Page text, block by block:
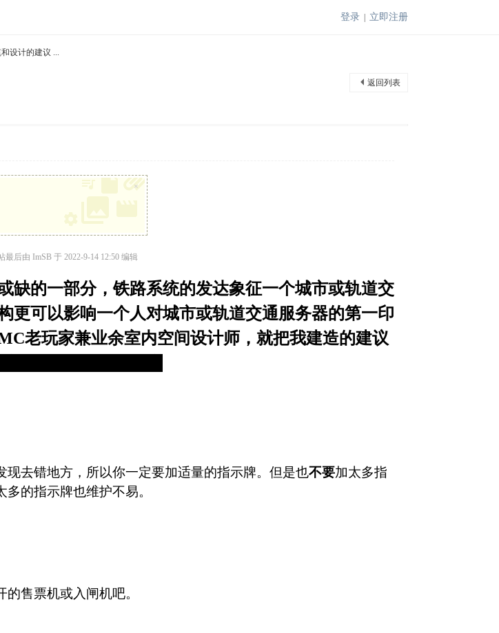
登录 立即注册
设计的建议 ...
返回列表
×
最后由 ImSB 于 2022-9-14 12:50 编辑
缺的一部分，铁路系统的发达象征一个城市或轨道交
更可以影响一个人对城市或轨道交通服务器的第一印
老玩家兼业余室内空间设计师，就把我建造的建议
去错地方，所以你一定要加适量的指示牌。但是也不要加太多指
的指示牌也维护不易。
售票机或入闸机吧。